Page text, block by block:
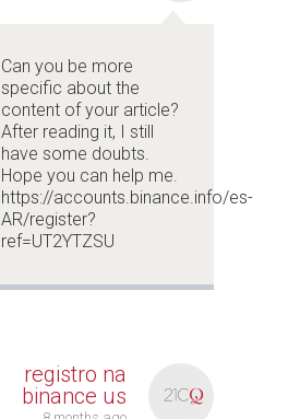
Can you be more
specific about the
content of your article?
After reading it, I still
have some doubts.
Hope you can help me.
https://accounts.binance.info/es-
AR/register?
ref=UT2YTZSU
registro na
binance us